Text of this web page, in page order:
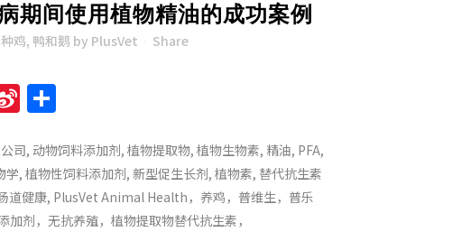
期间使用植物精油的成功案例
鸡, 鸭和鹅 by PlusVet Share
Sina